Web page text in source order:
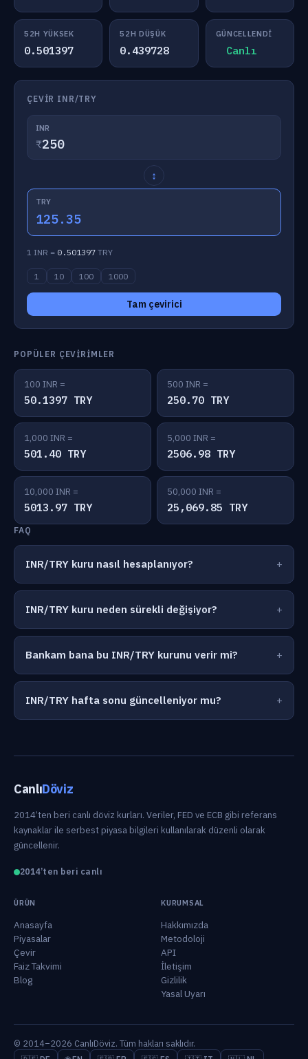
52H YÜKSEK
0.501397
52H DÜŞÜK
0.439728
GÜNCELLENDI
Canlı
ÇEVIR INR/TRY
INR
₹
↕
TRY
125.35
1 INR = 0.501397 TRY
1 10 100 1000
Tam çevirici
POPÜLER ÇEVIRIMLER
100 INR =
50.1397 TRY
500 INR =
250.70 TRY
1,000 INR =
501.40 TRY
5,000 INR =
2506.98 TRY
10,000 INR =
5013.97 TRY
50,000 INR =
25,069.85 TRY
FAQ
INR/TRY kuru nasıl hesaplanıyor?
INR/TRY kuru neden sürekli değişiyor?
Bankam bana bu INR/TRY kurunu verir mi?
INR/TRY hafta sonu güncelleniyor mu?
CanlıDöviz
2014’ten beri canlı döviz kurları. Veriler, FED ve ECB gibi referans
kaynaklar ile serbest piyasa bilgileri kullanılarak düzenli olarak
güncellenir.
2014’ten beri canlı
ÜRÜN
Anasayfa
Piyasalar
Çevir
Faiz Takvimi
Blog
KURUMSAL
Hakkımızda
Metodoloji
API
İletişim
Gizlilik
Yasal Uyarı
© 2014–2026 CanlıDöviz. Tüm hakları saklıdır.